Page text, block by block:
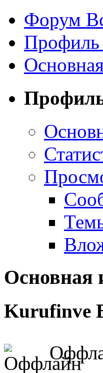
Форум
Профиль
Основная
Kurufinve